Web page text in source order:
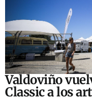
Valdoviño
Classic a los